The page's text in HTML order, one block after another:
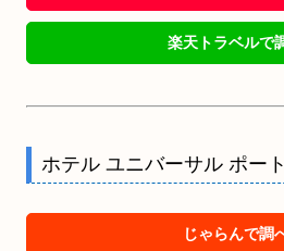
楽天トラベルで
ホテル ユニバーサル ポート
じゃらんで調